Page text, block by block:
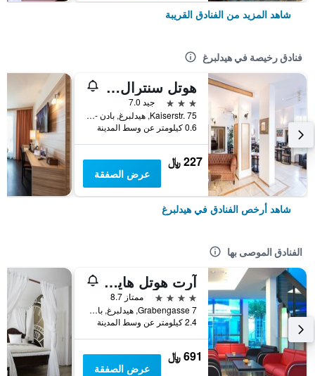
شاهد المزيد من الفنادق القريبة
فنادق رخيصة في هيدلبرغ
هوتل سنترال هايديلبيرج
3 نجوم
جيد 7.0
Kaiserstr. 75, هيدلبرغ, بادن - فورتمبيرغ, ألمانيا
0.6 كيلومتر عن وسط المدينة
227 ﷼
عرض الصفقة
شاهد أرخص الفنادق في هيدلبرغ
الفنادق الموصى بها
آرت هوتل هايدلبيرغ
4 نجوم
ممتاز 8.7
Grabengasse 7, هيدلبرغ, بادن - فورتمبيرغ, ألمانيا
2.4 كيلومتر عن وسط المدينة
691 ﷼
عرض الصفقة